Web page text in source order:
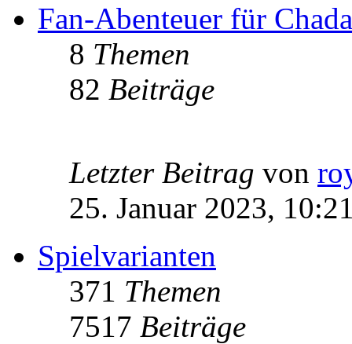
Fan-Abenteuer für
8 Themen
82 Beiträge
Letzter Beitrag von
25. Januar 2023,
Spielvarianten
371 Themen
7517 Beiträge